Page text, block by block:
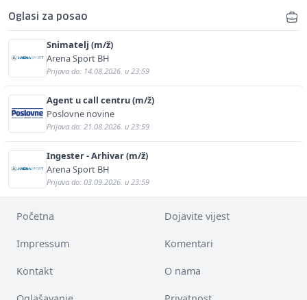
Oglasi za posao
Snimatelj (m/ž)
Arena Sport BH
Prijava do: 14.08.2026. u 23:59
Agent u call centru (m/ž)
Poslovne novine
Prijava do: 21.08.2026. u 23:59
Ingester - Arhivar (m/ž)
Arena Sport BH
Prijava do: 03.09.2026. u 23:59
Početna Dojavite vijest
Impressum Komentari
Kontakt O nama